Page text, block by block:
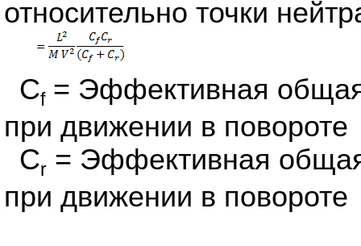
относительно точки
Cf= Эффективная общая
при движении в повороте
Cr = Эффективная
при движении в повороте